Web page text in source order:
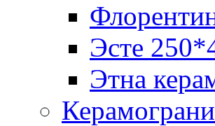
Эсте
Этна